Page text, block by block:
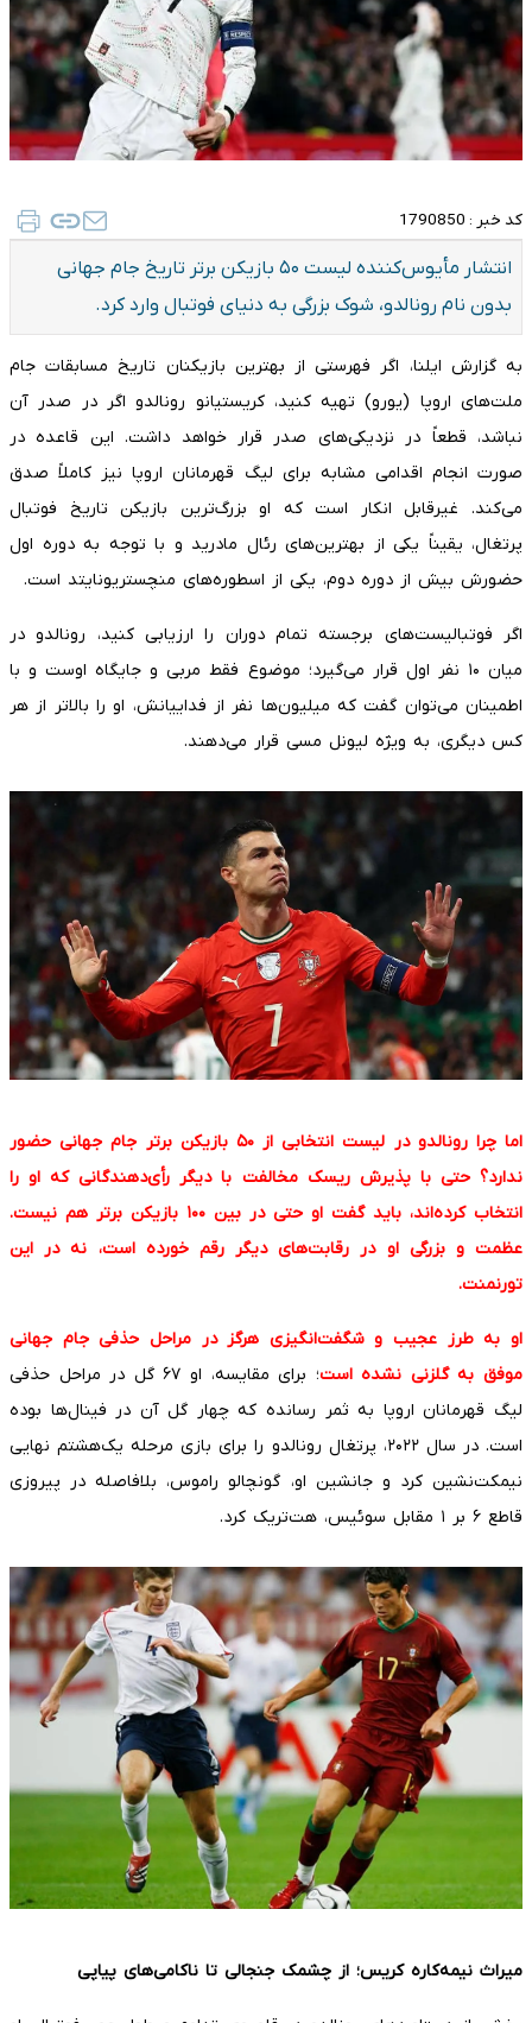
کد خبر : 1790850
انتشار مأیوس‌کننده لیست ۵۰ بازیکن برتر تاریخ جام جهانی
بدون نام رونالدو، شوک بزرگی به دنیای فوتبال وارد کرد.
به گزارش ایلنا، اگر فهرستی از بهترین بازیکنان تاریخ مسابقات جام
ملت‌های اروپا (یورو) تهیه کنید، کریستیانو رونالدو اگر در صدر آن
نباشد، قطعاً در نزدیکی‌های صدر قرار خواهد داشت. این قاعده در
صورت انجام اقدامی مشابه برای لیگ قهرمانان اروپا نیز کاملاً صدق
می‌کند. غیرقابل انکار است که او بزرگ‌ترین بازیکن تاریخ فوتبال
پرتغال، یقیناً یکی از بهترین‌های رئال مادرید و با توجه به دوره اول
حضورش بیش از دوره دوم، یکی از اسطوره‌های منچستریونایتد است.
اگر فوتبالیست‌های برجسته تمام دوران را ارزیابی کنید، رونالدو در
میان ۱۰ نفر اول قرار می‌گیرد؛ موضوع فقط مربی و جایگاه اوست و با
اطمینان می‌توان گفت که میلیون‌ها نفر از فداییانش، او را بالاتر از هر
کس دیگری، به ویژه لیونل مسی قرار می‌دهند.
اما چرا رونالدو در لیست انتخابی از ۵۰ بازیکن برتر جام جهانی حضور
ندارد؟ حتی با پذیرش ریسک مخالفت با دیگر رأی‌دهندگانی که او را
انتخاب کرده‌اند، باید گفت او حتی در بین ۱۰۰ بازیکن برتر هم نیست.
عظمت و بزرگی او در رقابت‌های دیگر رقم خورده است، نه در این
تورنمنت.
او به طرز عجیب و شگفت‌انگیزی هرگز در مراحل حذفی جام جهانی
موفق به گلزنی نشده است
؛ برای مقایسه، او ۶۷ گل در مراحل حذفی
لیگ قهرمانان اروپا به ثمر رسانده که چهار گل آن در فینال‌ها بوده
است. در سال ۲۰۲۲، پرتغال رونالدو را برای بازی مرحله یک‌هشتم نهایی
نیمکت‌نشین کرد و جانشین او، گونچالو راموس، بلافاصله در پیروزی
قاطع ۶ بر ۱ مقابل سوئیس، هت‌تریک کرد.
میراث نیمه‌کاره کریس؛ از چشمک جنجالی تا ناکامی‌های پیاپی